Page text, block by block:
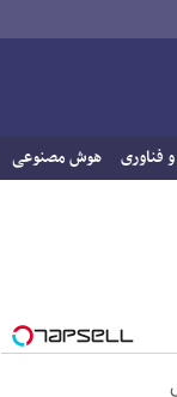
فناوری هوش مصنوعی